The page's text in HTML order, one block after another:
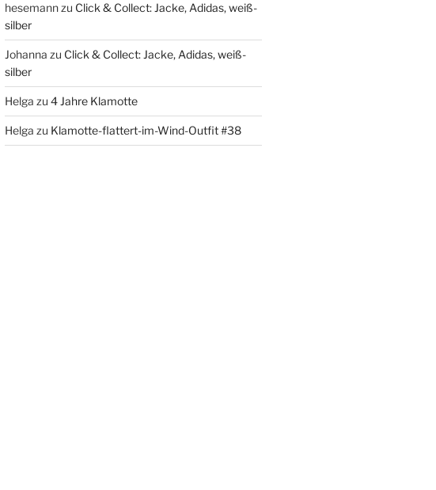
hesemannzu Click & Collect: Jacke, Adidas, weiß-
silber
Johanna zu Click & Collect: Jacke, Adidas, weiß-
silber
Helga zu 4 Jahre Klamotte
Helga zu Klamotte-flattert-im-Wind-Outfit #38